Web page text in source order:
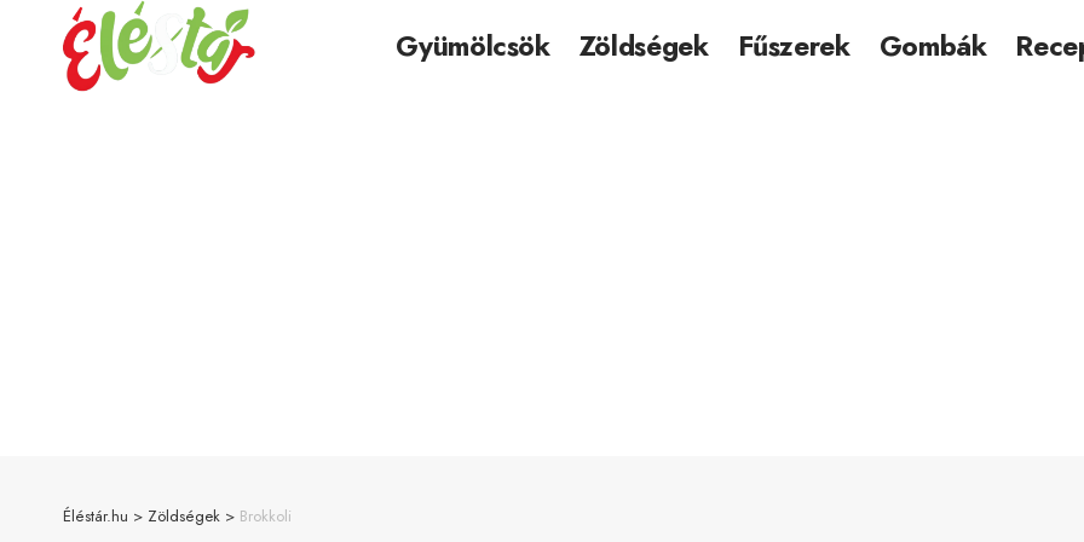
Gyümölcsök Zöldségek Fűszerek Gombák
Éléstár.hu > Zöldségek > Brokkoli